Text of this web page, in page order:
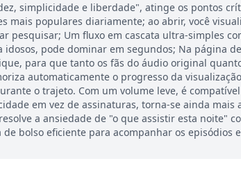
simplicidade e liberdade", atinge os pontos
mais populares diariamente; ao abrir, você
pesquisar; Um fluxo em cascata ultra-simples
pode dominar em segundos; Na página
para que tanto os fãs do áudio original
automaticamente o progresso da
o trajeto. Com um volume leve, é
em vez de assinaturas, torna-se ainda mais
a ansiedade de "o que assistir esta noite"
bolso eficiente para acompanhar os episódios